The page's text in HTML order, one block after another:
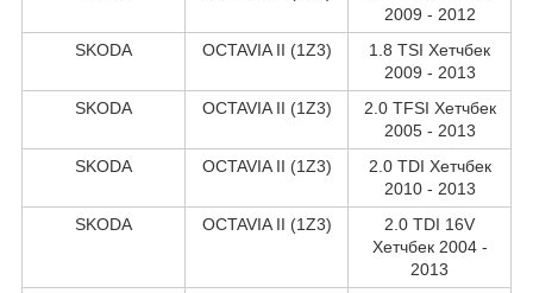
2009 - 2012
SKODA
OCTAVIA II (1Z3)
1.8 TSI Хетчбек
2009 - 2013
SKODA
OCTAVIA II (1Z3)
2.0 TFSI Хетчбек
2005 - 2013
SKODA
OCTAVIA II (1Z3)
2.0 TDI Хетчбек
2010 - 2013
SKODA
OCTAVIA II (1Z3)
2.0 TDI 16V
Хетчбек 2004 -
2013